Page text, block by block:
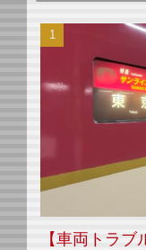
【車両トラブ